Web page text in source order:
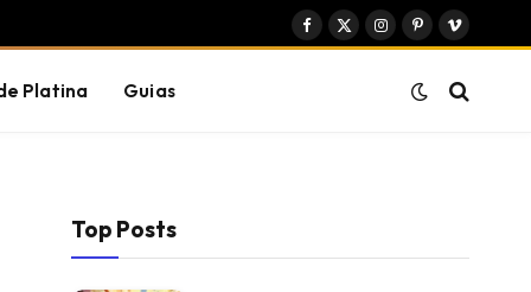
Facebook
X
Instagram
PinterestVimeo
Platina Guias
Top Posts